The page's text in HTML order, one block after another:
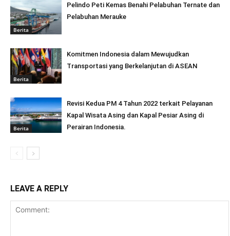
Berita
Pelindo Peti Kemas Benahi Pelabuhan Ternate dan
Pelabuhan Merauke
Berita
Komitmen Indonesia dalam Mewujudkan
Transportasi yang Berkelanjutan di ASEAN
Berita
Revisi Kedua PM 4 Tahun 2022 terkait Pelayanan
Kapal Wisata Asing dan Kapal Pesiar Asing di
Perairan Indonesia.
LEAVE A REPLY